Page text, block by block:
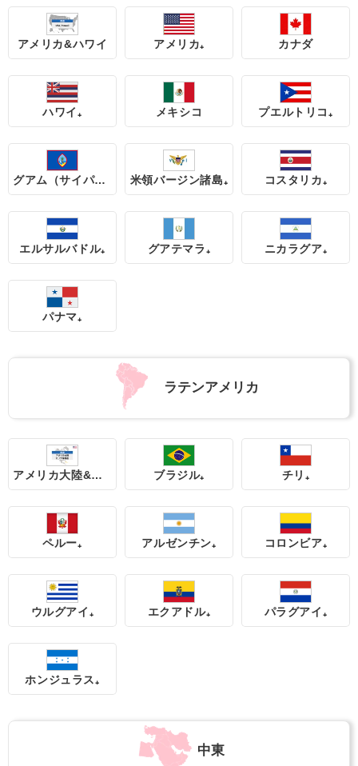
アメリカ&ハワイ アメリカ₊ カナダ
ハワイ₊ メキシコ プエルトリコ₊
グアム（サイパン/テニアン島含む） 米領バージン諸島₊ コスタリカ₊
エルサルバドル₊ グアテマラ₊ ニカラグア₊
パナマ₊
ラテンアメリカ
アメリカ大陸&カリブ海 周遊 ブラジル₊ チリ₊
ペルー₊ アルゼンチン₊ コロンビア₊
ウルグアイ₊ エクアドル₊ パラグアイ₊
ホンジュラス₊
中東